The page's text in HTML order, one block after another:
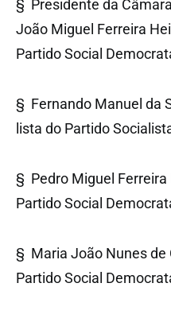
§ Presidente da
João Miguel Ferreira
Partido Social
§ Fernando Manuel da
lista do Partido
§ Pedro Miguel Ferreira
Partido Social
§ Maria João Nunes de
Partido Social